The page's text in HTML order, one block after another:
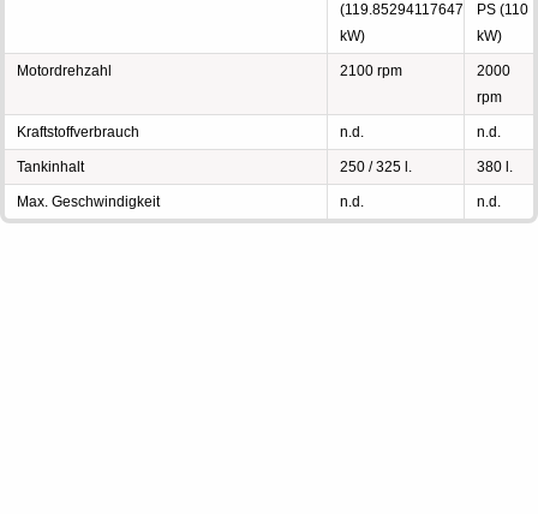
(119.85294117647
kW)
PS (110
kW)
Motordrehzahl 2100 rpm
2000
rpm
Kraftstoffverbrauch n.d. n.d.
Tankinhalt 250 / 325 l. 380 l.
Max. Geschwindigkeit n.d. n.d.